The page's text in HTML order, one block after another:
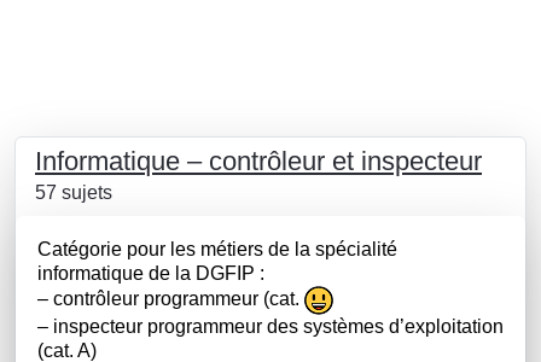
Informatique – contrôleur et inspecteur
57 sujets
Catégorie pour les métiers de la spécialité
informatique de la DGFIP :
– contrôleur programmeur (cat.
– inspecteur programmeur des systèmes d’exploitation
(cat. A)